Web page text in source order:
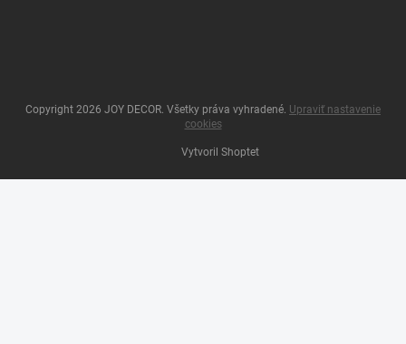
Vytvoril Shoptet
Copyright 2026 JOY DECOR. Všetky práva vyhradené. Upraviť nastavenie
cookies